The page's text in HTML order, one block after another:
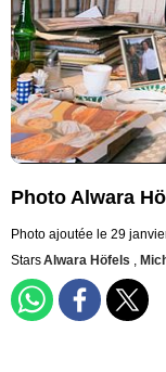
Photo Alwara
Photo ajoutée le 29
StarsAlwara Höfels ,